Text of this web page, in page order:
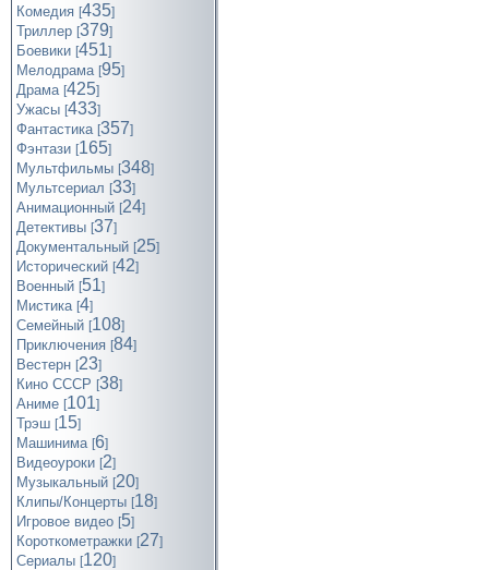
Комедия [435]
Триллер [379]
Боевики [451]
Мелодрама [95]
Драма [425]
Ужасы [433]
Фантастика [357]
Фэнтази [165]
Мультфильмы [348]
Мультсериал [33]
Анимационный [24]
Детективы [37]
Документальный [25]
Исторический [42]
Военный [51]
Мистика [4]
Семейный [108]
Приключения [84]
Вестерн [23]
Кино СССР [38]
Аниме [101]
Трэш [15]
Машинима [6]
Видеоуроки [2]
Музыкальный [20]
Клипы/Концерты [18]
Игровое видео [5]
Короткометражки [27]
Cериалы [120]